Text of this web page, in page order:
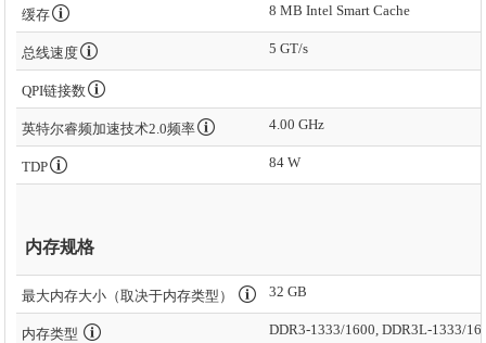
缓存 8 MB Intel Smart Cache
总线速度 5 GT/s
QPI链接数
英特尔睿频加速技术2.0频率 4.00 GHz
TDP 84 W
内存规格
最大内存大小（取决于内存类型） 32 GB
内存类型 DDR3-1333/1600, DDR3L-1333/